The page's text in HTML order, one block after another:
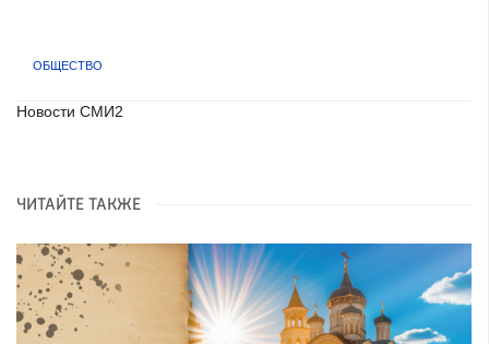
ОБЩЕСТВО
Новости СМИ2
ЧИТАЙТЕ ТАКЖЕ